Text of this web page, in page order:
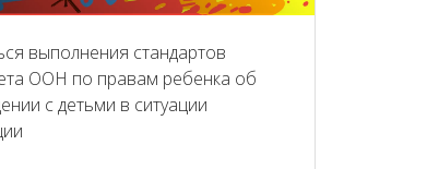
выполнения стандартов
ООН по правам ребенка об
с детьми в ситуации